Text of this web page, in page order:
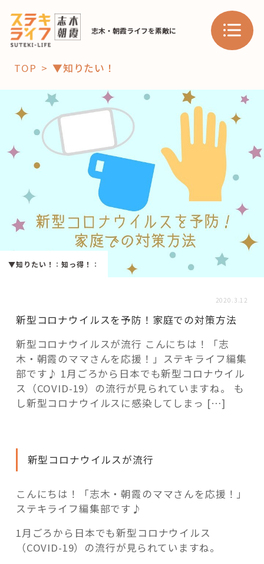
志木・朝霞ライフを素敵に
「コト」
暮らし
おすすめ
スポット 学び・教育
「場」
HAREL HAREL
活用事例
「モノ」
fleXe リノベ事例
「ひと」
コーディネーター紹介
これからの暮らし 住み替え相談
TOP ▼知りたい！
▼知りたい！ ：知っ得！ ：
2020.3.12
新型コロナウイルスを予防！家庭での対策方法
新型コロナウイルスが流行 こんにちは！「志
木・朝霞のママさんを応援！」ステキライフ編集
部です♪ 1月ごろから日本でも新型コロナウイル
ス（COVID-19）の流行が見られていますね。 も
し新型コロナウイルスに感染してしまっ […]
新型コロナウイルスが流行
こんにちは！「志木・朝霞のママさんを応援！」
ステキライフ編集部です♪
1月ごろから日本でも新型コロナウイルス
（COVID-19）の流行が見られていますね。